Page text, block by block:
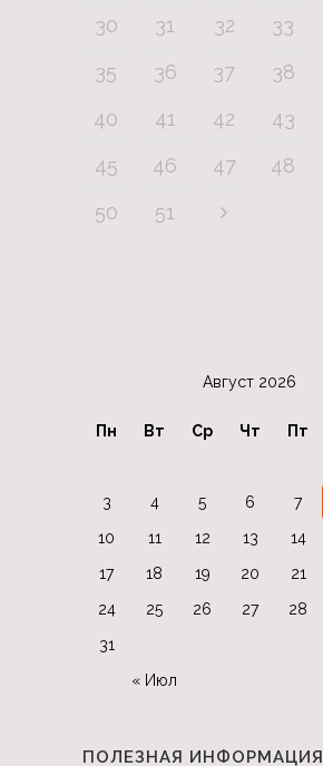
30 31 32 33
35
36 37 38
40
41 42 43
45
46 47 48
50
51
Август 2026
Пн Вт Ср Чт Пт
« Июл
3
4 5 6 7
10
11 12 13 14
17
18 19 20 21
24
25 26 27 28
31
ПОЛЕЗНАЯ ИНФОРМАЦИЯ